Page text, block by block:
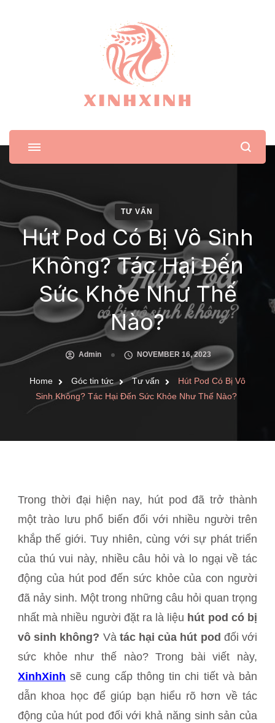
XinhXinh
Trang tin tức cho phái đẹp
TƯ VẤN
Hút Pod Có Bị Vô Sinh
Không? Tác Hại Đến
Sức Khỏe Như Thế
Nào?
Admin NOVEMBER 16, 2023
Home Góc tin tức Tư vấn
Hút Pod Có Bị Vô
Sinh Không? Tác Hại Đến Sức Khỏe Như Thế Nào?
Trong thời đại hiện nay, hút pod đã trở thành
một trào lưu phổ biến đối với nhiều người trên
khắp thế giới. Tuy nhiên, cùng với sự phát triển
của thú vui này, nhiều câu hỏi và lo ngại về tác
động của hút pod đến sức khỏe của con người
đã nảy sinh. Một trong những câu hỏi quan trọng
nhất mà nhiều người đặt ra là liệu hút pod có bị
vô sinh không? Và tác hại của hút pod đối với
sức khỏe như thế nào? Trong bài viết này,
XinhXinh sẽ cung cấp thông tin chi tiết và bản
dẫn khoa học để giúp bạn hiểu rõ hơn về tác
động của hút pod đối với khả năng sinh sản của